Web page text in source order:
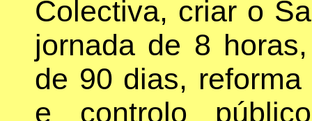
Colectiva, criar o
jornada de 8
de 90 dias,
e controlo